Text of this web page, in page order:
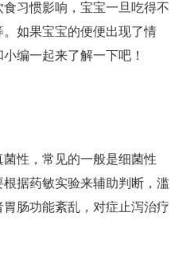
习惯影响，宝宝一旦吃得不
如果宝宝的便便出现了情
编一起来了解一下吧！
性，常见的一般是细菌性
据药敏实验来辅助判断，滥
肠功能紊乱，对症止泻治疗